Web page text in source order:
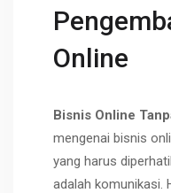
Online
Bisnis Online
mengenai bisnis
yang harus
adalah komunikasi.